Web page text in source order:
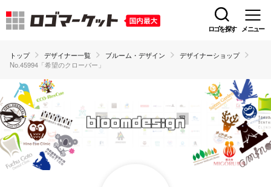
ロゴを探す メニュー
トップ デザイナー一覧 ブルーム・デザイン
デザイナーショップ
No.45994「希望のクローバー」